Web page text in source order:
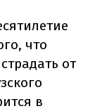
что
от
в